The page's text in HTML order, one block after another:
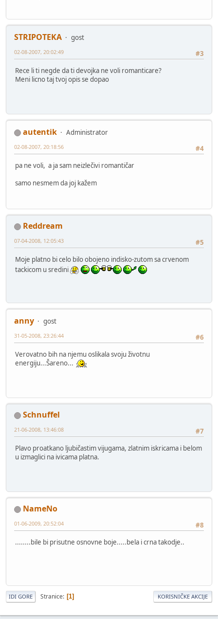
STRIPOTEKA
gost
#3
02-08-2007, 20:02:49
Rece li ti negde da ti devojka ne voli romanticare?
Meni licno taj tvoj opis se dopao
autentik
Administrator
#4
02-08-2007, 20:18:56
pa ne voli, a ja sam neizlečivi romantičar
samo nesmem da joj kažem
Reddream
#5
07-04-2008, 12:05:43
Moje platno bi celo bilo obojeno indisko-zutom sa crvenom
tackicom u sredini
anny
gost
#6
31-05-2008, 23:26:44
Verovatno bih na njemu oslikala svoju životnu
energiju...Šareno...
Schnuffel
#7
21-06-2008, 13:46:08
Plavo proatkano ljubičastim vijugama, zlatnim iskricama i belom
u izmaglici na ivicama platna.
NameNo
#8
01-06-2009, 20:52:04
........bile bi prisutne osnovne boje.....bela i crna takodje..
IDI GORE Stranice 1 KORISNIČKE AKCIJE